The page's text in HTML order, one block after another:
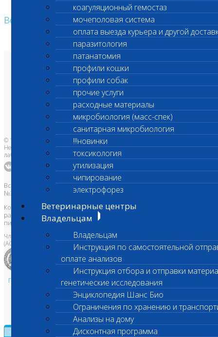
коагуляционный гемостаз
мочеполовая система
оплата выезда курьера и другой
паразитология
патанатомия
профили кошки
профили собак
прочие услуги
расходные материалы
микробиология (масс-спек)
санитарная микробиология
!!!новинки
токсикология
утилизация
чипирование
электрофорез
Ветеринарные центры
Владельцам
Владельцам
Инструкция по самостоятельной
оплате анализов
Инструкция отбора и отправки
генетические исследования
Энциклопедия Шанс Био
Ограничения по хранению и
Анализы на дому
Дисконтная программа
Возврат к списку
О лаборатории
Анализы и цены
Ветеринарные центры
Владельцам
Врачам и клиникам
Бланки лаборатории
Банк донорской крови
Адреса лабораторий
© 1996-2026
Независимая ветеринарная
лаборатория Шанс Био
Все права защищены и охраняются законом. Товарный знак
№395740 от 2008 г. ООО "ШАНС БИО"
Копирование, тиражирование, а также использование материалов,
размещенных на сайте www.vetlab.ru
письменного разрешения Правообладателя
Член Национальной ветеринарной палаты
(АСРО НВП)
Политика в области персональных данных и конфиденциальности
Пользовательское соглашение
Техническая поддержка